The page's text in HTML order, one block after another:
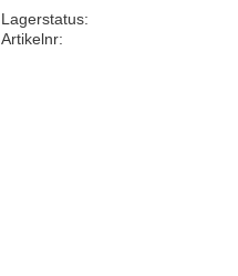
Lagerstatus
Artikelnr